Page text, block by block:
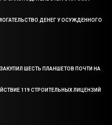
ДЕНЕГ У ОСУЖДЕННОГО
ШЕСТЬ ПЛАНШЕТОВ ПОЧТИ НА
119 СТРОИТЕЛЬНЫХ ЛИЦЕНЗИЙ